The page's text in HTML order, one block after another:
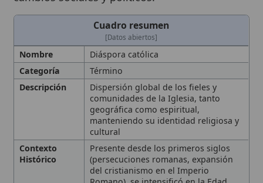
Término
Dispersión global de los fieles y
comunidades de la Iglesia, tanto
geográfica como espiritual,
manteniendo su identidad religiosa y
cultural
Presente desde los primeros siglos
(persecuciones romanas, expansión
del cristianismo en el Imperio
Romano), se intensificó en la Edad
Media con peregrinaciones y
fundación de órdenes monásticas, y
alcanzó gran auge en la época de la
colonización y los movimientos
migratorios modernos.